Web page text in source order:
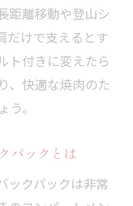
距離移動や登山シ
だけで支えるとす
ト付きに変えたら
、快適な焼肉のた
。
パックとは
ックパックは非常